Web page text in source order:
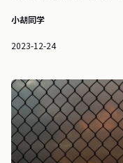
小胡同学
2023-12-24